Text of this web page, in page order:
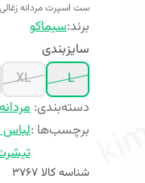
ست اسپرت مردانه
برند:سیماکو
سایزبندی
L
XL
دسته‌بندی: مردانه
برچسب‌ها :لباس
شناسه کالا3767